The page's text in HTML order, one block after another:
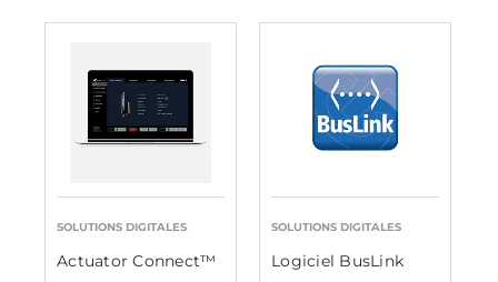
SOLUTIONS DIGITALES
Actuator Connect™
SOLUTIONS DIGITALES
Logiciel BusLink